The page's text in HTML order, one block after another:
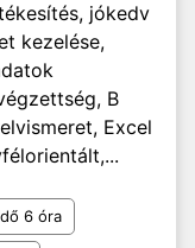
jókedv
kezelése,
B
Excel
6 óra